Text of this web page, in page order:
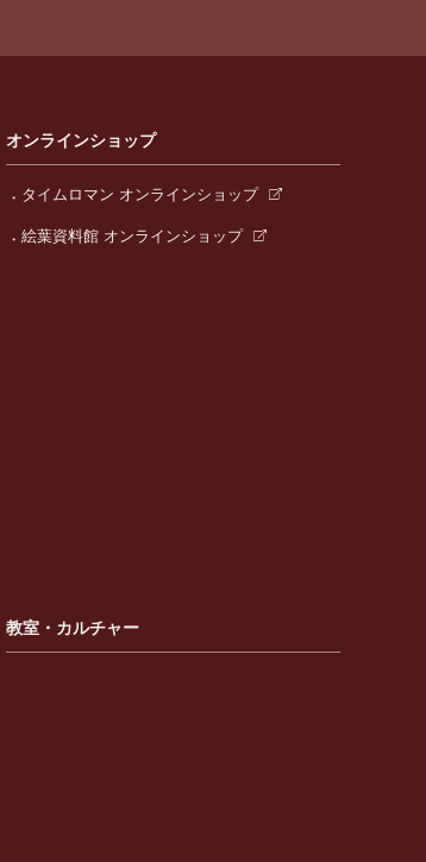
オンラインショップ
タイムロマン オンラインショップ
絵葉資料館 オンラインショップ
教室・カルチャー